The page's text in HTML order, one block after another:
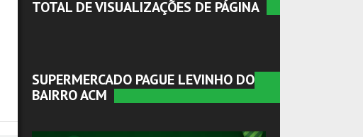
TOTAL DE VISUALIZAÇÕES DE PÁGINA
SUPERMERCADO PAGUE LEVINHO DO
BAIRRO ACM